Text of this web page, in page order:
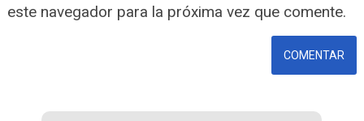
este navegador para la próxima vez que comente.